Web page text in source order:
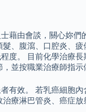
藉由會談，關心妳
、腹瀉、口腔炎、
度。 目前化學治療
並按職業治療師指
有效。 若乳癌細胞
療淋巴管炎、癌症